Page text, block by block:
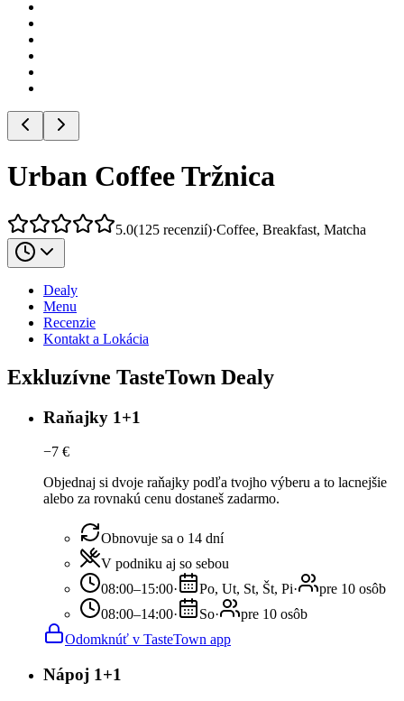
Urban Coffee Tržnica
5.0(125 recenzií)·Coffee, Breakfast, Matcha
Dealy
Menu
Recenzie
Kontakt a Lokácia
Exkluzívne TasteTown Dealy
Raňajky 1+1
−7 €
Objednaj si dvoje raňajky podľa tvojho výberu a to lacnejšie
alebo za rovnakú cenu dostaneš zadarmo.
Obnovuje sa o 14 dní
V podniku aj so sebou
08:00–15:00· Po, Ut, St, Št, Pi·
pre 10 osôb
08:00–14:00· So·
pre 10 osôb
Odomknúť v TasteTown app
Nápoj 1+1